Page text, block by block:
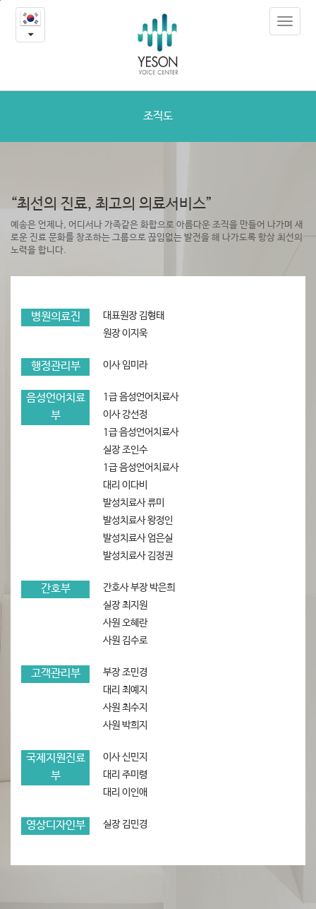
조
직
Toggle
조직도
“최선의 진료, 최고의 의료서비스”
예송은 언제나, 어디서나 가족같은 화합으로 아름다운 조직을 만들어 나가며 새
로운 진료 문화를 창조하는 그룹으로 끊임없는 발전을 해 나가도록 항상 최선의
노력을 합니다.
병원의료진
대표원장 김형태
원장 이지욱
총무
행정관리부 이사 임미라
음성언어치료
부
1급 음성언어치료사
이사 강선정
1급 음성언어치료사
실장 조인수
1급 음성언어치료사
대리 이다비
발성치료사 류미
발성치료사 왕정인
발성치료사 엄은실
발성치료사 김정권
간호부
간호사 부장 박은희
실장 최지원
사원 오혜란
사원 김수로
고객관리부
부장 조민경
대리 최예지
사원 최수지
사원 박희지
국제지원진료
부
이사 신민지
대리 주미령
대리 이인애
영상디자인부 실장 김민경